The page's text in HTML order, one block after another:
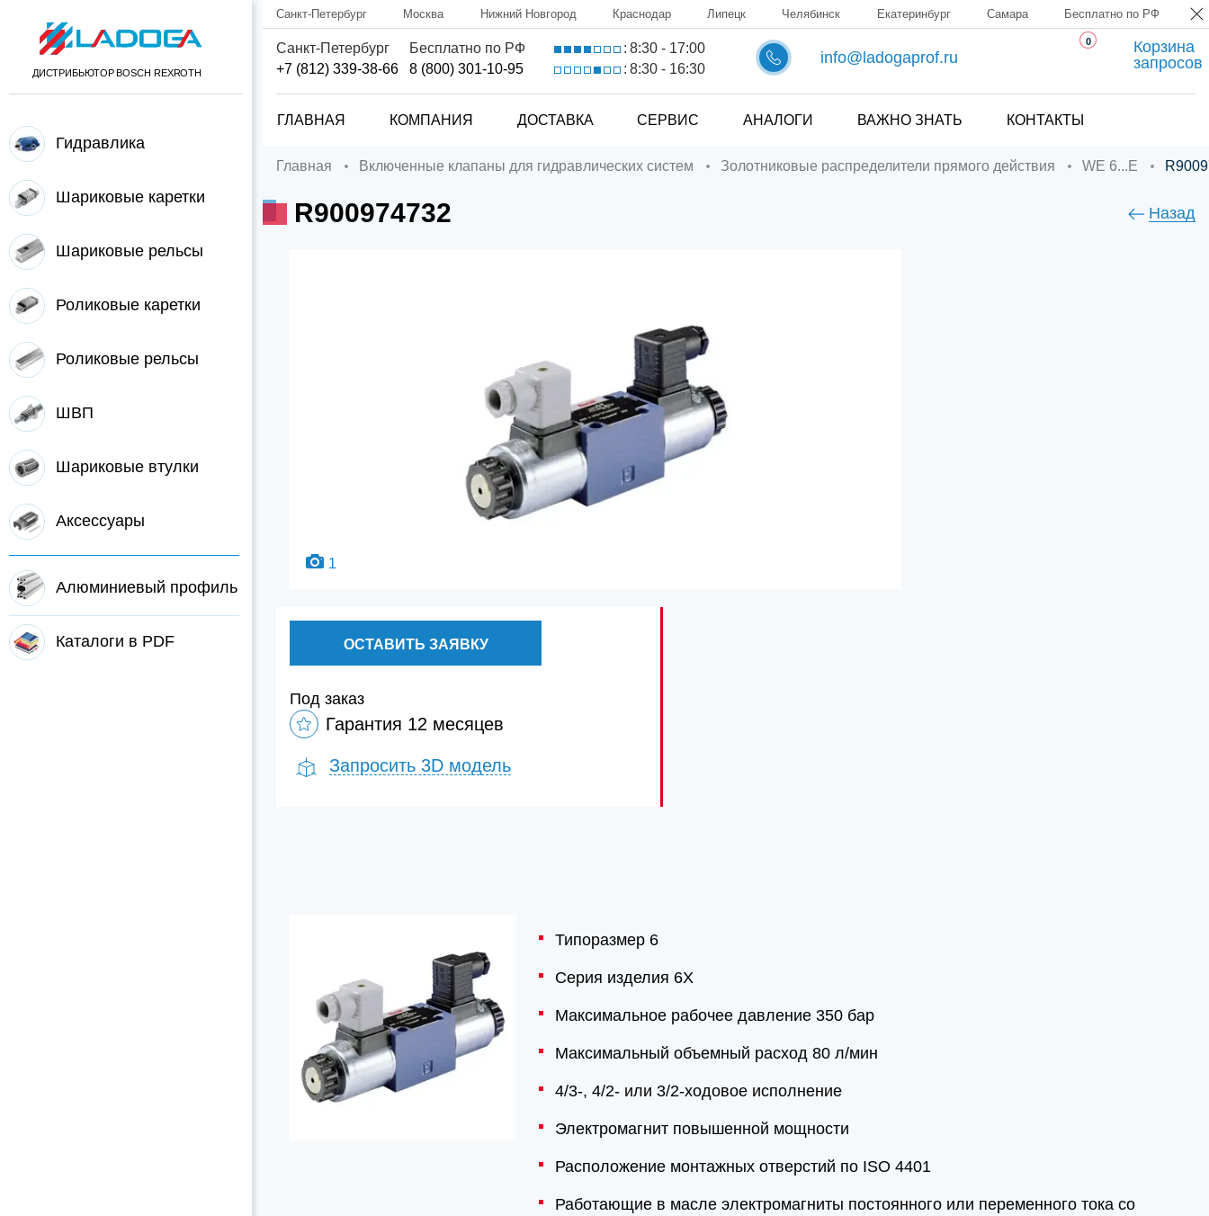
ДИСТРИБЬЮТОР BOSCH REXROTH
Гидравлика
Шариковые каретки
Шариковые рельсы
Роликовые каретки
Роликовые рельсы
ШВП
Шариковые втулки
Аксессуары
Алюминиевый профиль
Каталоги в PDF
Санкт-Петербург Москва Нижний Новгород Краснодар Липецк Челябинск Екатеринбург Самара Бесплатно по РФ
Санкт-Петербург
+7 (812) 339-38-66
Бесплатно по РФ
8 (800) 301-10-95
: 8:30 - 17:00
: 8:30 - 16:30
info@ladogaprof.ru
0
Корзина
запросов
ГЛАВНАЯ КОМПАНИЯ ДОСТАВКА СЕРВИС АНАЛОГИ ВАЖНО ЗНАТЬ КОНТАКТЫ
Главная Включенные клапаны для гидравлических систем Золотниковые распределители прямого действия WE 6...E
R900974732 Назад
1
ОСТАВИТЬ ЗАЯВКУ
Под заказ
Гарантия 12 месяцев
Запросить 3D модель
Типоразмер 6
Серия изделия 6X
Максимальное рабочее давление 350 бар
Максимальный объемный расход 80 л/мин
4/3-, 4/2- или 3/2-ходовое исполнение
Электромагнит повышенной мощности
Расположение монтажных отверстий по ISO 4401
Работающие в масле электромагниты постоянного или переменного тока со